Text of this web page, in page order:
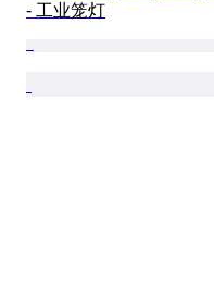
- 工业笼灯